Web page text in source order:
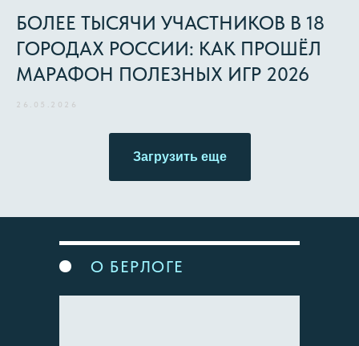
БОЛЕЕ ТЫСЯЧИ УЧАСТНИКОВ В 18
ГОРОДАХ РОССИИ: КАК ПРОШЁЛ
МАРАФОН ПОЛЕЗНЫХ ИГР 2026
26.05.2026
Загрузить еще
О БЕРЛОГЕ